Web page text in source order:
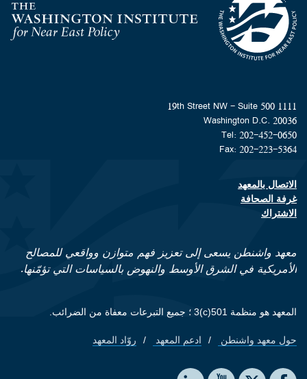
Homepage
1111 19th Street NW - Suite 500
Washington D.C. 20036
Tel: 202-452-0650
Fax: 202-223-5364
Footer contact links
الاتصال بالمعهد
غرفة الصحافة
الاشتراك
معهد واشنطن يسعى إلى تعزيز فهم متوازن وواقعي للمصالح
الأمريكية في الشرق الأوسط والنهوض بالسياسات التي تؤمّنها.
المعهد هو منظمة 501(c)3 ؛ جميع التبرعات معفاة من الضرائب.
Footer quick links
حول معهد واشنطن ادعم المعهد روّاد المعهد